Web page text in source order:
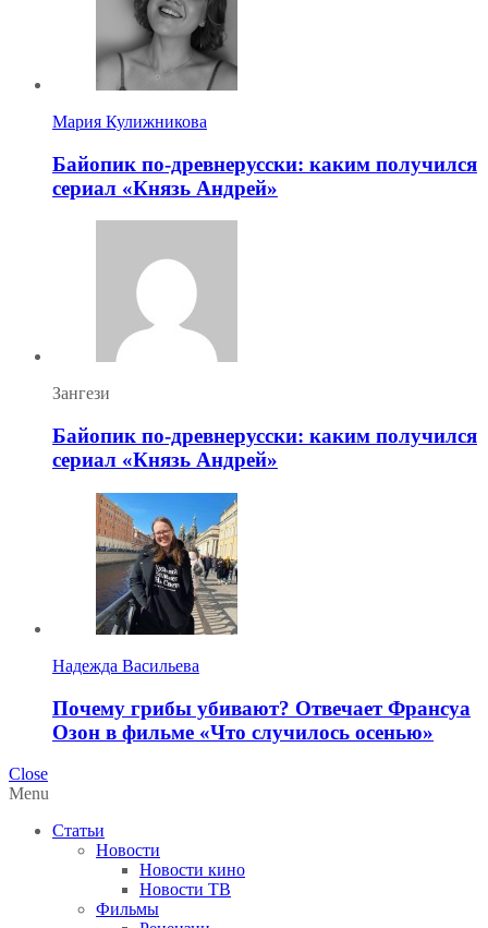
Мария Кулижникова
Байопик по-древнерусски: каким получился
сериал «Князь Андрей»
Зангези
Байопик по-древнерусски: каким получился
сериал «Князь Андрей»
Надежда Васильева
Почему грибы убивают? Отвечает Франсуа
Озон в фильме «Что случилось осенью»
Close
Menu
Статьи
Новости
Новости кино
Новости ТВ
Фильмы